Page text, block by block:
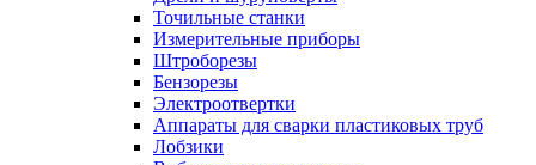
Точильные станки
Измерительные приборы
Штроборезы
Бензорезы
Электроотвертки
Аппараты для сварки пластиковых труб
Лобзики